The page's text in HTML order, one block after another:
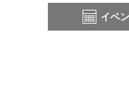
イベ